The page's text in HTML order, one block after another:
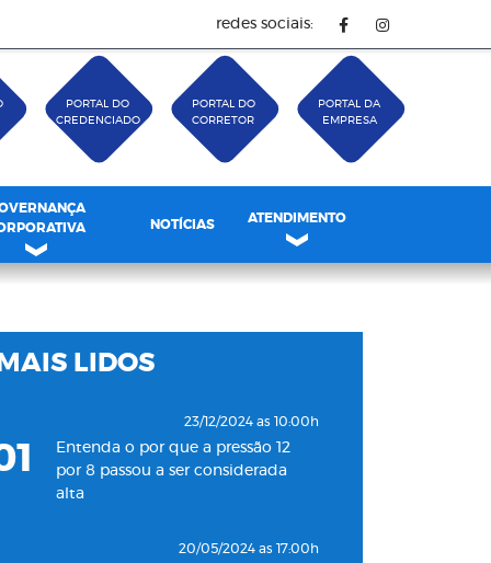
redes sociais:
PORTAL DO
CREDENCIADO
PORTAL DO
CORRETOR
PORTAL DA
EMPRESA
NOTÍCIAS ATENDIMENTO
MAIS LIDOS
23/12/2024 as 10:00h
Entenda o por que a pressão 12
por 8 passou a ser considerada
alta
20/05/2024 as 17:00h